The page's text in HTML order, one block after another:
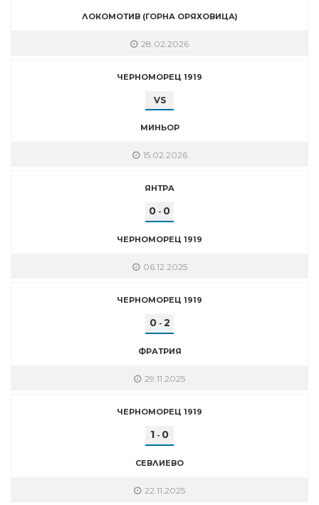
ЛОКОМОТИВ (ГОРНА ОРЯХОВИЦА)
28.02.2026
ЧЕРНОМОРЕЦ 1919
VS
МИНЬОР
15.02.2026
ЯНТРА
0 - 0
ЧЕРНОМОРЕЦ 1919
06.12.2025
ЧЕРНОМОРЕЦ 1919
0- 2
ФРАТРИЯ
29.11.2025
ЧЕРНОМОРЕЦ 1919
1 - 0
СЕВЛИЕВО
22.11.2025